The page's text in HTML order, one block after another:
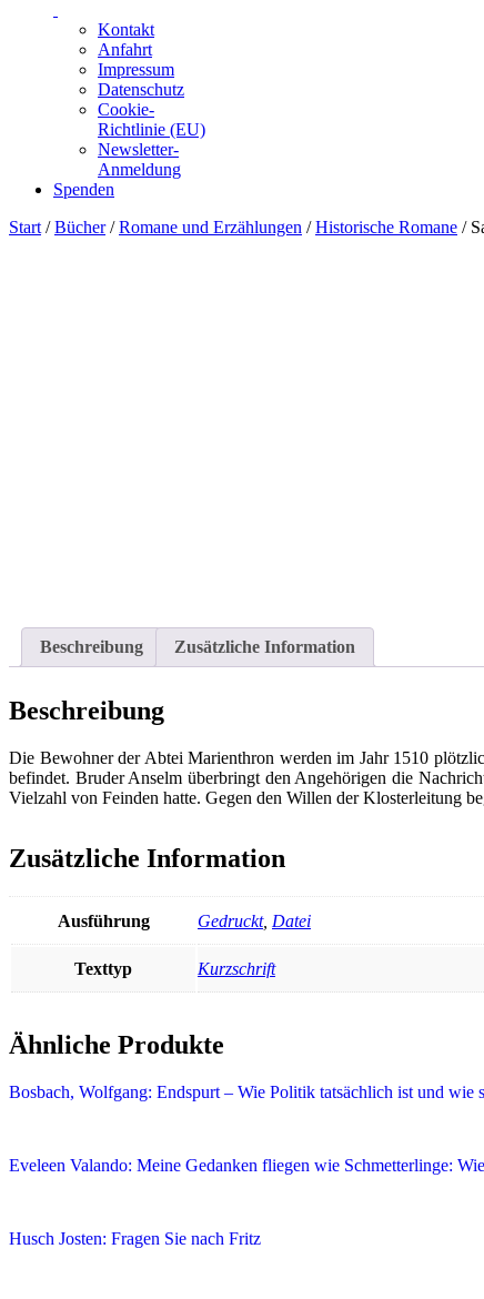
Kontakt
Anfahrt
Impressum
Datenschutz
Cookie-
Richtlinie (EU)
Newsletter-
Anmeldung
Spenden
Skip
Start /Bücher/Romane und Erzählungen /Historische Romane /
Beschreibung Zusätzliche Information
Beschreibung
Die Bewohner der Abtei Marienthron werden im Jahr 1510
befindet. Bruder Anselm überbringt den Angehörigen die
Vielzahl von Feinden hatte. Gegen den Willen der Klosterleitung
Zusätzliche Information
Ausführung Gedruckt, Datei
Texttyp Kurzschrift
Ähnliche Produkte
Bosbach, Wolfgang: Endspurt – Wie Politik tatsächlich ist und wie
Eveleen Valando: Meine Gedanken fliegen wie Schmetterlinge:
Husch Josten: Fragen Sie nach Fritz